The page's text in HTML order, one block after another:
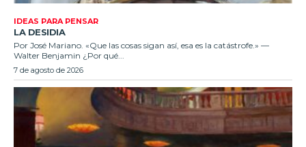
IDEAS PARA PENSAR
LA DESIDIA
Por José Mariano. «Que las cosas sigan así, esa es la catástrofe.» —
Walter Benjamin ¿Por qué...
7 de agosto de 2026